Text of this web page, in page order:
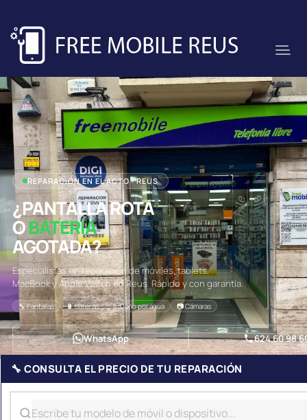
REPARACIÓN EN EL ACTO · REUS
¿PANTALLA ROTA
OBATERÍA
AGOTADA?
Especialistas en reparación de móviles, tablets,
MacBook y Apple Watch en Reus. Rápido y con garantía.
🔧 Pantallas 🔋 Baterías 💧 Daño por agua 📷 Cámaras
WhatsApp 624 60 98
🔧 CONSULTA EL PRECIO DE TU REPARACIÓN